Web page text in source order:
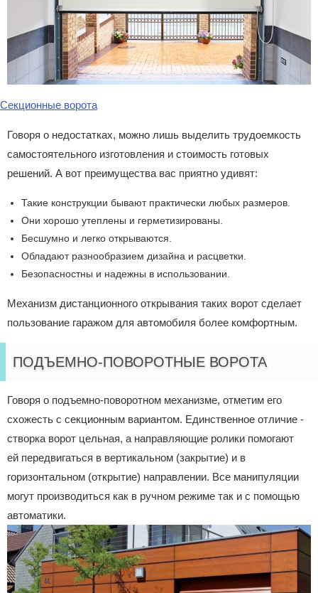
Секционные ворота
Говоря о недостатках, можно лишь выделить трудоемкость
самостоятельного изготовления и стоимость готовых
решений. А вот преимущества вас приятно удивят:
Такие конструкции бывают практически любых размеров.
Они хорошо утеплены и герметизированы.
Бесшумно и легко открываются.
Обладают разнообразием дизайна и расцветки.
Безопасностны и надежны в использовании.
Механизм дистанционного открывания таких ворот сделает
пользование гаражом для автомобиля более комфортным.
ПОДЪЕМНО-ПОВОРОТНЫЕ ВОРОТА
Говоря о подъемно-поворотном механизме, отметим его
схожесть с секционным вариантом. Единственное отличие -
створка ворот цельная, а направляющие ролики помогают
ей передвигаться в вертикальном (закрытие) и в
горизонтальном (открытие) направлении. Все манипуляции
могут производиться как в ручном режиме так и с помощью
автоматики.